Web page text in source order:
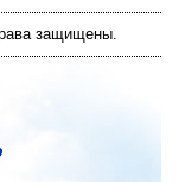
защищены.